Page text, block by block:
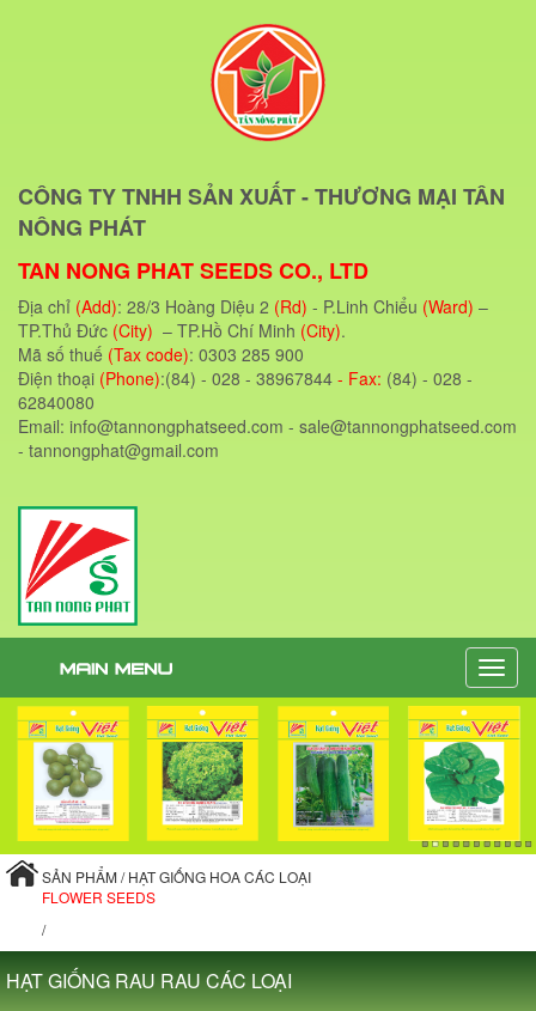
CÔNG TY TNHH SẢN XUẤT - THƯƠNG MẠI TÂN
NÔNG PHÁT
TAN NONG PHAT SEEDS CO., LTD
Địa chỉ (Add): 28/3 Hoàng Diệu 2 (Rd) - P.Linh Chiểu (Ward) –
TP.Thủ Đức (City) – TP.Hồ Chí Minh (City).
Mã số thuế (Tax code): 0303 285 900
Điện thoại (Phone):(84) - 028 - 38967844 - Fax: (84) - 028 -
62840080
Email: info@tannongphatseed.com - sale@tannongphatseed.com
- tannongphat@gmail.com
Toggle
SẢN PHẨM / HẠT GIỐNG HOA CÁC LOẠI
FLOWER SEEDS
/
HẠT GIỐNG RAU RAU CÁC LOẠI